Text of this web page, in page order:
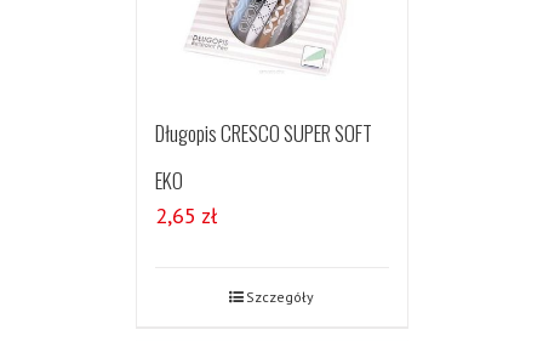
Długopis CRESCO SUPER SOFT
EKO
2,65 zł
Szczegóły